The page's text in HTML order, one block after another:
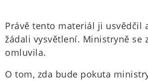
Právě tento materiál ji usvědčil
žádali vysvětlení. Ministryně se
omluvila.
O tom, zda bude pokuta